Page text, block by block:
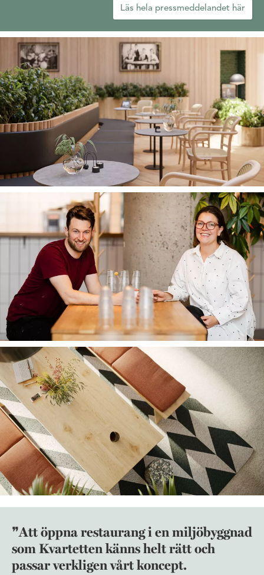
Läs hela pressmeddelandet här
Att öppna restaurang i en miljöbyggnad
som Kvartetten känns helt rätt och
passar verkligen vårt koncept.